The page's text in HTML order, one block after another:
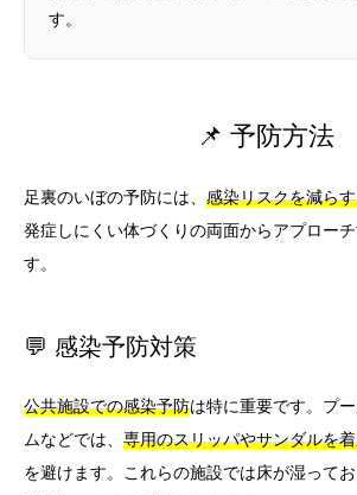
す。
📌 予防方法
足裏のいぼの予防には、 感染リスクを減ら
発症しにくい体づくりの両面からアプロー
す。
💬 感染予防対策
公共施設での感染予防は特に重要です。プ
ムなどでは、 専用のスリッパやサンダルを
を避けます。これらの施設では床が湿って